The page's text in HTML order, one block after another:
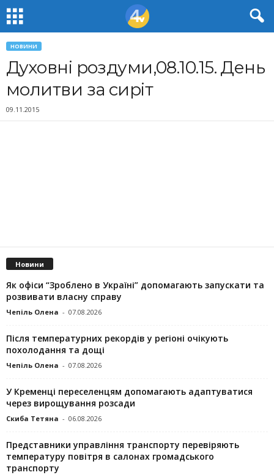
НОВИНИ
Духовні роздуми,08.10.15. День
молитви за сиріт
09.11.2015
Новини
Як офіси “Зроблено в Україні” допомагають запускaти та
розвивати власну справу
Чепіль Олена - 07.08.2026
Після температурних рекордів у регіоні очікують
похолодання та дощі
Чепіль Олена - 07.08.2026
У Кременці переселенцям допомагають адаптуватися
через вирощування розсади
Скиба Тетяна - 06.08.2026
Представники управління транспорту перевіряють
температуру повітря в салонах громадського
транспорту